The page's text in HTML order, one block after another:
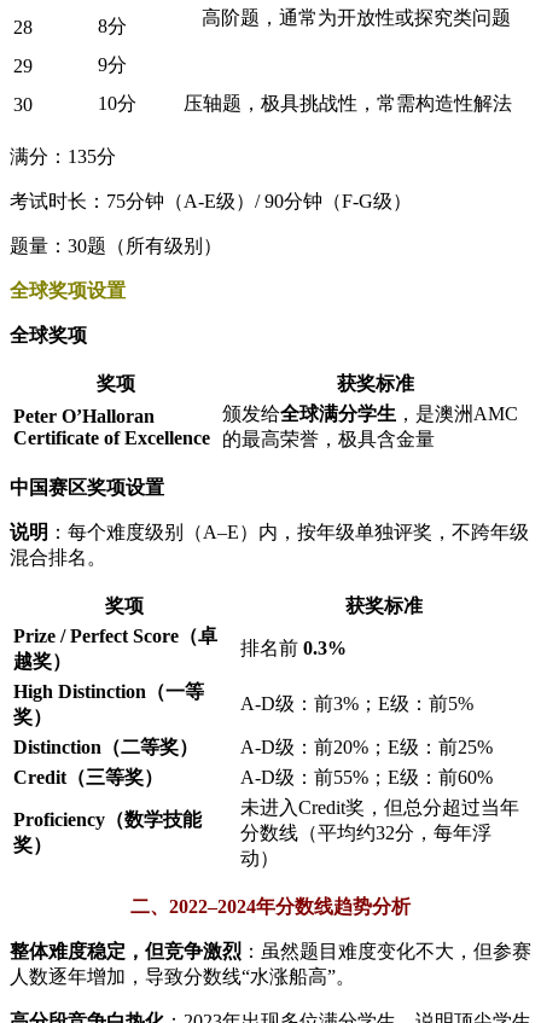
高阶题，通常为开放性或探究类问题
28
8分
29
9分
30
10分 压轴题，极具挑战性，常需构造性解法
满分：135分
考试时长：75分钟（A-E级）/ 90分钟（F-G级）
题量：30题（所有级别）
全球奖项设置
全球奖项
奖项
获奖标准
Peter O’Halloran
Certificate of Excellence
颁发给全球满分学生 ，是澳洲AMC
的最高荣誉，极具含金量
中国赛区奖项设置
说明 ：每个难度级别（A–E）内，按年级单独评奖，不跨年级
混合排名。
奖项
获奖标准
Prize / Perfect Score（卓
越奖）
排名前 0.3%
High Distinction（一等
奖）
A-D级：前3%；E级：前5%
Distinction（二等奖）
A-D级：前20%；E级：前25%
Credit（三等奖）
A-D级：前55%；E级：前60%
Proficiency（数学技能
奖）
未进入Credit奖，但总分超过当年
分数线（平均约32分，每年浮
动）
二、2022–2024年分数线趋势分析
整体难度稳定，但竞争激烈 ：虽然题目难度变化不大，但参赛
人数逐年增加，导致分数线“水涨船高”。